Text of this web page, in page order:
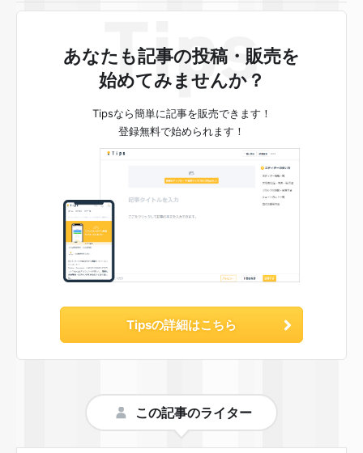
あなたも記事の投稿・販売を
始めてみませんか？
Tipsなら簡単に記事を販売できます！
登録無料で始められます！
Tipsの詳細はこちら
この記事のライター